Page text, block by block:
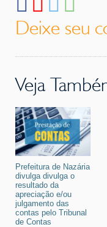
Deixe seu
Veja
Prefeitura de Nazária
divulga divulga o
resultado da
apreciação e/ou
julgamento das
contas pelo Tribunal
de Contas